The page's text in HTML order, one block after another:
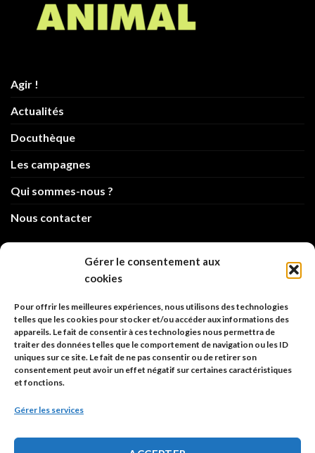
Gérer le consentement aux
cookies
Pour offrir les meilleures expériences, nous utilisons des technologies
telles que les cookies pour stocker et/ou accéder aux informations des
appareils. Le fait de consentir à ces technologies nous permettra de
traiter des données telles que le comportement de navigation ou les ID
uniques sur ce site. Le fait de ne pas consentir ou de retirer son
consentement peut avoir un effet négatif sur certaines caractéristiques
et fonctions.
Gérer les services
Agir !
Actualités
Docuthèque
Les campagnes
Qui sommes-nous ?
Nous contacter
info@code-animal.com
Code Animal
26, rue principale
67480 Roppenheim
Adresse à utiliser pour les envois en AR.